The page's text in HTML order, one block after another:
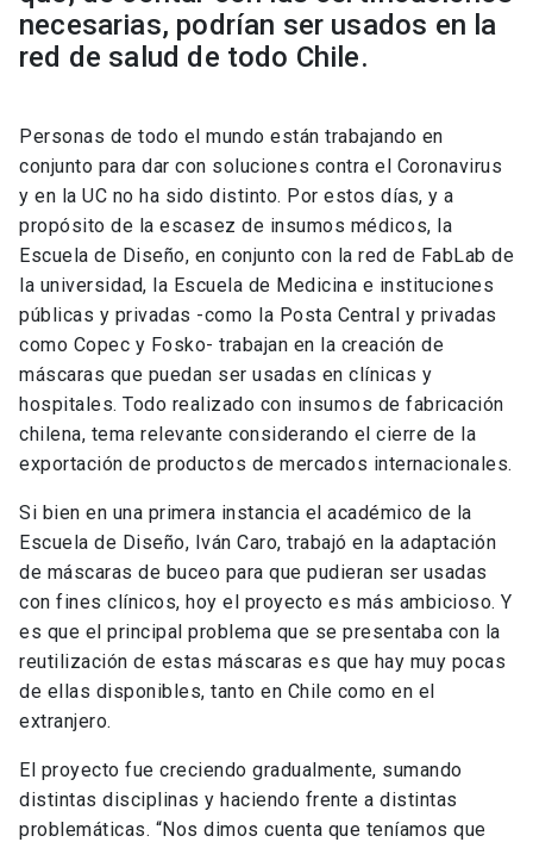
necesarias, podrían ser usados en la
red de salud de todo Chile.
Personas de todo el mundo están trabajando en
conjunto para dar con soluciones contra el Coronavirus
y en la UC no ha sido distinto. Por estos días, y a
propósito de la escasez de insumos médicos, la
Escuela de Diseño, en conjunto con la red de FabLab de
la universidad, la Escuela de Medicina e instituciones
públicas y privadas -como la Posta Central y privadas
como Copec y Fosko- trabajan en la creación de
máscaras que puedan ser usadas en clínicas y
hospitales. Todo realizado con insumos de fabricación
chilena, tema relevante considerando el cierre de la
exportación de productos de mercados internacionales.
Si bien en una primera instancia el académico de la
Escuela de Diseño, Iván Caro, trabajó en la adaptación
de máscaras de buceo para que pudieran ser usadas
con fines clínicos, hoy el proyecto es más ambicioso. Y
es que el principal problema que se presentaba con la
reutilización de estas máscaras es que hay muy pocas
de ellas disponibles, tanto en Chile como en el
extranjero.
El proyecto fue creciendo gradualmente, sumando
distintas disciplinas y haciendo frente a distintas
problemáticas. “Nos dimos cuenta que teníamos que